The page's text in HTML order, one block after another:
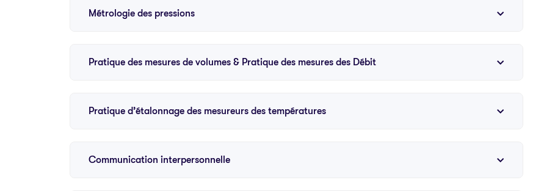
Métrologie des pressions
Pratique des mesures de volumes & Pratique des mesures des Débit
Pratique d’étalonnage des mesureurs des températures
Communication interpersonnelle